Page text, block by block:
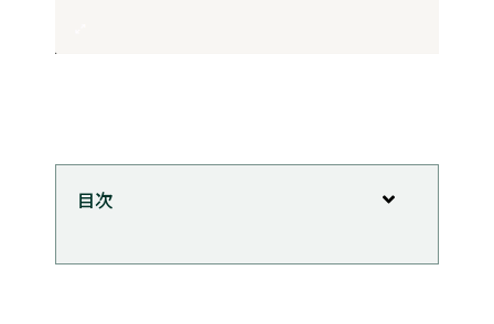
目次
ちょっと紹介